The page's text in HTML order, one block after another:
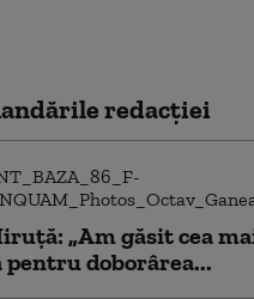
redacţiei
„Am găsit cea
pentru doborârea...